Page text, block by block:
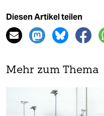
Diesen Artikel teilen
Mehr zum Thema